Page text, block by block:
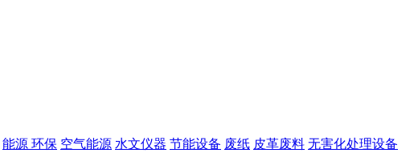
能源 环保 空气能源 水文仪器 节能设备 废纸 皮革废料 无害化处理设备